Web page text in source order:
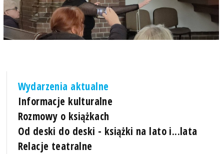
Wydarzenia aktualne
Informacje kulturalne
Rozmowy o książkach
Od deski do deski - książki na lato i...lata
Relacje teatralne